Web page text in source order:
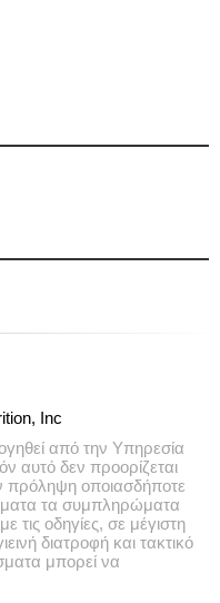
Inc
από την Υπηρεσία
αυτό δεν προορίζεται
πρόληψη οποιασδήποτε
τα συμπληρώματα
οδηγίες, σε μέγιστη
διατροφή και τακτικό
μπορεί να